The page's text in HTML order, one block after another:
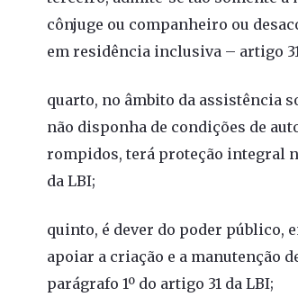
cônjuge ou companheiro ou
em residência inclusiva – artigo
quarto, no âmbito da assistência
não disponha de condições de
rompidos, terá proteção integral
da LBI;
quinto, é dever do poder público,
apoiar a criação e a manutenção
parágrafo 1º do artigo 31 da LBI;